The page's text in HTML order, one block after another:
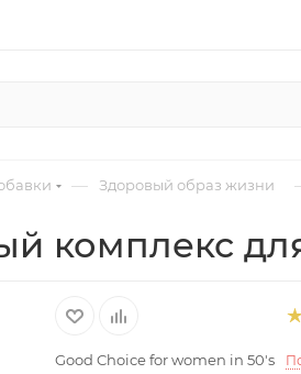
— Здоровый образ жизни
комплекс
Good Choice for women in 50's